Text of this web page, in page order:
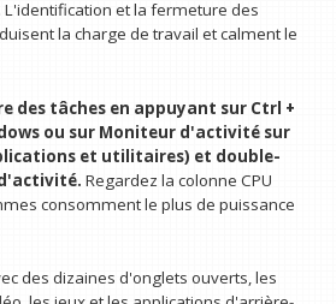
L'identification et la fermeture des
la charge de travail et calment le
des tâches en appuyant sur Ctrl +
ou sur Moniteur d'activité sur
et utilitaires) et double-
Regardez la colonne CPU
consomment le plus de puissance
des dizaines d'onglets ouverts, les